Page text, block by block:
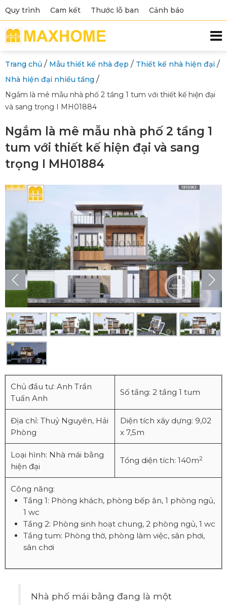
Quy trình Cam kết Thước lỗ ban Cảnh báo
Trang chủ / Mẫu thiết kế nhà đẹp / Thiết kế nhà hiện đại /
Nhà hiện đại nhiều tầng /
Ngắm là mê mẫu nhà phố 2 tầng 1 tum với thiết kế hiện đại
và sang trọng I MH01884
Ngắm là mê mẫu nhà phố 2 tầng 1
tum với thiết kế hiện đại và sang
trọng I MH01884
Chủ đầu tư: Anh Trần
Tuấn Anh
Số tầng: 2 tầng 1 tum
Địa chỉ: Thuỷ Nguyên, Hải
Phòng
Diện tích xây dựng: 9,02
x 7,5m
Loại hình: Nhà mái bằng
hiện đại
Tổng diện tích: 140m2
Công năng:
Tầng 1: Phòng khách, phòng bếp ăn, 1 phòng ngủ,
1 wc
Tầng 2: Phòng sinh hoạt chung, 2 phòng ngủ, 1 wc
Tầng tum: Phòng thờ, phòng làm việc, sân phơi,
sân chơi
Nhà phố mái bằng đang là một